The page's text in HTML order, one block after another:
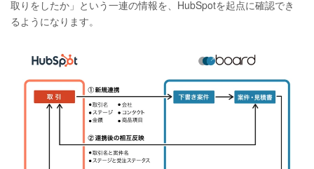
取りをしたか」という一連の情報を、HubSpotを起点に確認でき
るようになります。